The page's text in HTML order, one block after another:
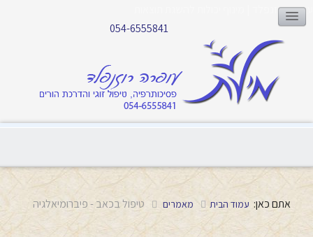
עופרה רוזנפלד | מינוף יכולות להשגת תוצאות
054-6555841
אתם כאן: עמוד הבית מאמרים טיפול בכאב - פיברומיאלגיה